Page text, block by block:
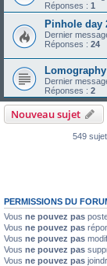
Réponses : 1
Pinhole day
Dernier
Réponses : 24
Dernier
Réponses : 2
Nouveau sujet
549
PERMISSIONS DU
Vous ne pouvez pas
Vous ne pouvez pas
Vous ne pouvez pas
Vous ne pouvez pas
Vous ne pouvez pas